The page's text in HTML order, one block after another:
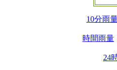
10分雨
時間雨量
24